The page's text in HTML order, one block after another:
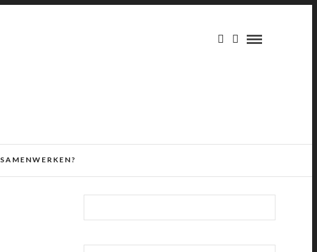
SAMENWERKEN?